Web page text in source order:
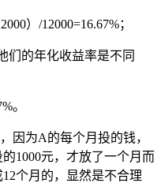
）/12000=16.67%；
们的年化收益率是不同
。
因为A的每个月投的钱，
1000元，才放了一个月而
个月的，显然是不合理